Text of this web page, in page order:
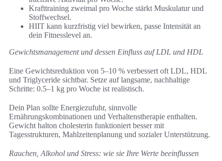
Krafttraining zweimal pro Woche stärkt Muskulatur und
Stoffwechsel.
HIIT kann kurzfristig viel bewirken, passe Intensität an
dein Fitnesslevel an.
Gewichtsmanagement und dessen Einfluss auf LDL und HDL
Eine Gewichtsreduktion von 5–10 % verbessert oft LDL, HDL
und Triglyceride sichtbar. Setze auf langsame, nachhaltige
Schritte: 0.5–1 kg pro Woche ist realistisch.
Dein Plan sollte Energiezufuhr, sinnvolle
Ernährungskombinationen und Verhaltenstherapie enthalten.
Gewicht halton cholesterin funktioniert besser mit
Tagesstrukturen, Mahlzeitenplanung und sozialer Unterstützung.
Rauchen, Alkohol und Stress: wie sie Ihre Werte beeinflussen